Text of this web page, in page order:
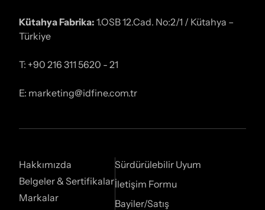
Kütahya Fabrika: 1.OSB 12.Cad. No:2/1 / Kütahya –
Türkiye
T: +90 216 311 5620 - 21
E: marketing@idfine.com.tr
Hakkımızda
Belgeler & Sertifikalar
Markalar
Sürdürülebilir Uyum
İletişim Formu
Bayiler/Satış